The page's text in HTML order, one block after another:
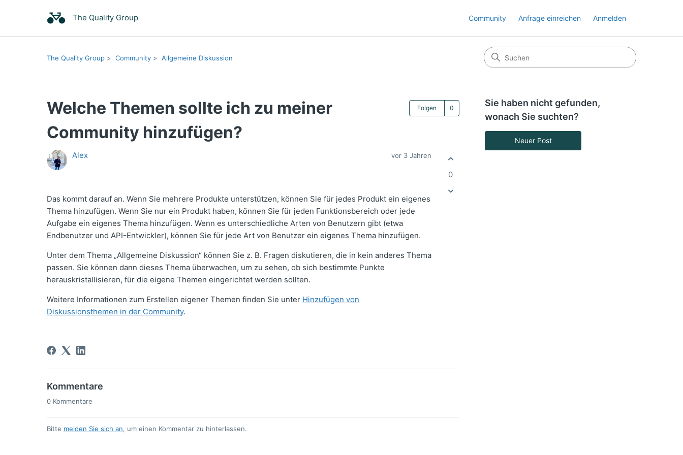
The Quality Group Community Anfrage einreichen Anmelden
The Quality Group Community Allgemeine Diskussion
Welche Themen sollte ich zu meiner
Community hinzufügen?
Folgen Noch niemand folgt
Alex vor 3 Jahren
Das kommt darauf an. Wenn Sie mehrere Produkte unterstützen, können Sie für jedes Produkt ein eigenes
Thema hinzufügen. Wenn Sie nur ein Produkt haben, können Sie für jeden Funktionsbereich oder jede
Aufgabe ein eigenes Thema hinzufügen. Wenn es unterschiedliche Arten von Benutzern gibt (etwa
Endbenutzer und API-Entwickler), können Sie für jede Art von Benutzer ein eigenes Thema hinzufügen.
Unter dem Thema „Allgemeine Diskussion“ können Sie z. B. Fragen diskutieren, die in kein anderes Thema
passen. Sie können dann dieses Thema überwachen, um zu sehen, ob sich bestimmte Punkte
herauskristallisieren, für die eigene Themen eingerichtet werden sollten.
Weitere Informationen zum Erstellen eigener Themen finden Sie unter Hinzufügen von
Diskussionsthemen in der Community.
0
Kommentare
0 Kommentare
Bitte melden Sie sich an, um einen Kommentar zu hinterlassen.
Sie haben nicht gefunden,
wonach Sie suchten?
Neuer Post